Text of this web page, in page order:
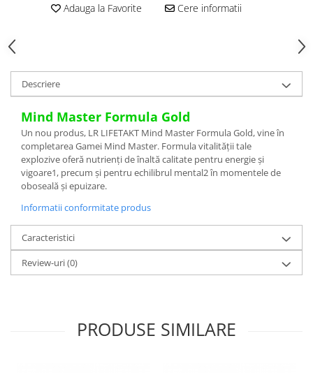
Adauga la Favorite Cere informatii
Descriere
Mind Master Formula Gold
Un nou produs, LR LIFETAKT Mind Master Formula Gold, vine în
completarea Gamei Mind Master. Formula vitalității tale
explozive oferă nutrienți de înaltă calitate pentru energie și
vigoare1, precum și pentru echilibrul mental2 în momentele de
oboseală și epuizare.
Informatii conformitate produs
Caracteristici
Review-uri(0)
PRODUSE SIMILARE